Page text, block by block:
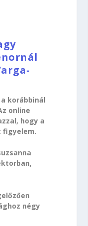
korábbinál
online
hogy a
négy